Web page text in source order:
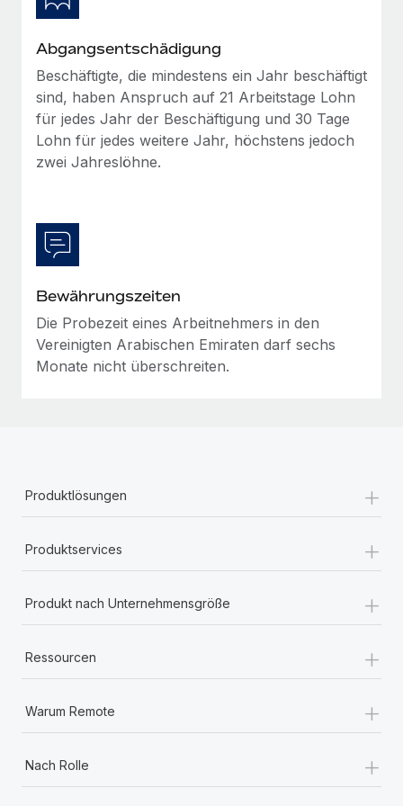
Mehr erfahren
Abgangsentschädigung
Beschäftigte, die mindestens ein Jahr beschäftigt
sind, haben Anspruch auf 21 Arbeitstage Lohn
für jedes Jahr der Beschäftigung und 30 Tage
Lohn für jedes weitere Jahr, höchstens jedoch
zwei Jahreslöhne.
Bewährungszeiten
Die Probezeit eines Arbeitnehmers in den
Vereinigten Arabischen Emiraten darf sechs
Monate nicht überschreiten.
Produktlösungen +
Produktservices +
Produkt nach Unternehmensgröße +
Ressourcen +
Warum Remote +
Nach Rolle
+